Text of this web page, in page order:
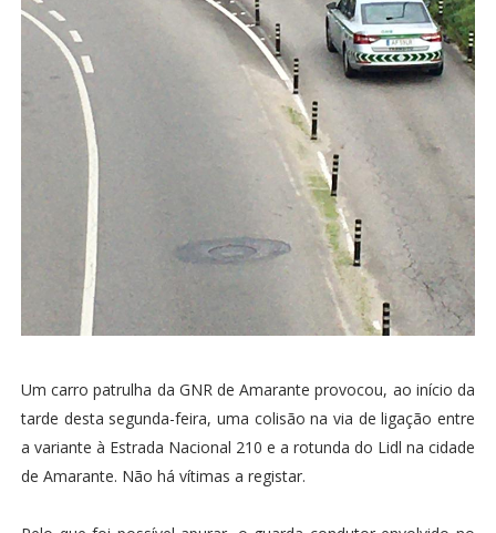
Um carro patrulha da GNR de Amarante provocou, ao início da
tarde desta segunda-feira, uma colisão na via de ligação entre
a variante à Estrada Nacional 210 e a rotunda do Lidl na cidade
de Amarante. Não há vítimas a registar.